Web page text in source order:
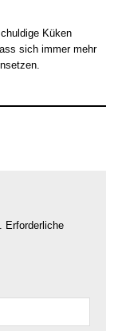
Küken
sich immer mehr
Erforderliche